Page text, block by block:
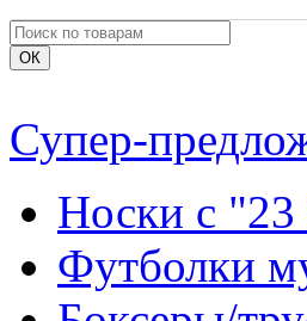
Супер-
Носки с "23
Футболки